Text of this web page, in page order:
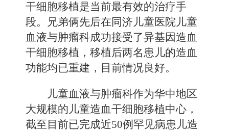
干细胞移植是当前最有效的治疗手
段。兄弟俩先后在同济儿童医院儿童
血液与肿瘤科成功接受了异基因造血
干细胞移植，移植后两名患儿的造血
功能均已重建，目前情况良好。
儿童血液与肿瘤科作为华中地区
大规模的儿童造血干细胞移植中心，
截至目前已完成近50例罕见病患儿造